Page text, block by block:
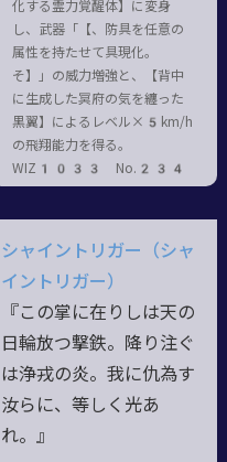
化する霊力覚醒体】に変身
し、武器「【、防具を任意の
属性を持たせて具現化。
そ】」の威力増強と、【背中
に生成した冥府の気を纏った
黒翼】によるレベル×5km/h
の飛翔能力を得る。
WIZ1033 No.234
シャイントリガー（シャ
イントリガー）
『この掌に在りしは天の
日輪放つ撃鉄。降り注ぐ
は浄戎の炎。我に仇為す
汝らに、等しく光あ
れ。』